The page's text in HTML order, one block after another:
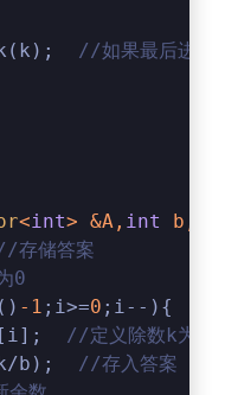
//如果最后进位
<int> &A, int b,
存储答案
0
-1 ;i>=0 ;i--){
//定义除数k为余
b);
//存入答案